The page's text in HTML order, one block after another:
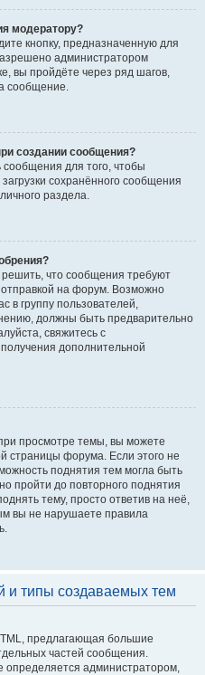
модератору?
кнопку, предназначенную для
администратором
вы пройдёте через ряд шагов,
сообщение.
создании сообщения?
сообщения для того, чтобы
сохранённого сообщения
раздела.
что сообщения требуют
на форум. Возможно
в группу пользователей,
должны быть предварительно
свяжитесь с
дополнительной
просмотре темы, вы можете
страницы форума. Если этого не
поднятия тем могла быть
пройти до повторного поднятия
тему, просто ответив на неё,
вы не нарушаете правила
и типы создаваемых тем
предлагающая большие
частей сообщения.
определяется администратором,